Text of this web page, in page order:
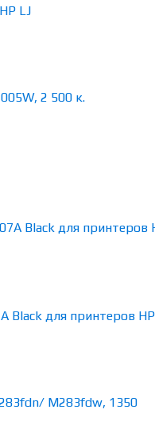
LJ
Black для принтеров HP